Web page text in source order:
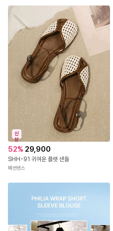
신
상
52% 29,900
SHH-91 귀여운 플랫 샌들
패션센스